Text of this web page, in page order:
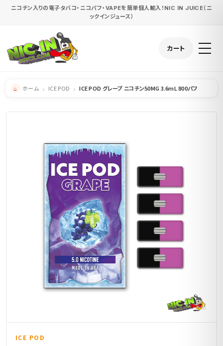
ニコチン入りの電子タバコ・ニコパフ・VAPEを簡単個人輸入！NIC IN JUICE（ニ
ックインジュース）
カート
ホーム ICE POD ICE POD グレープ ニコチン50MG 3.6mL 800パフ
ICE POD